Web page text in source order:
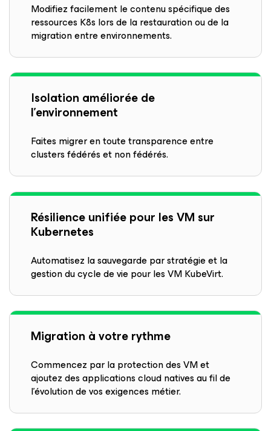
Modifiez facilement le contenu spécifique des
ressources K8s lors de la restauration ou de la
migration entre environnements.
Isolation améliorée de
l’environnement
Faites migrer en toute transparence entre
clusters fédérés et non fédérés.
Résilience unifiée pour les VM sur
Kubernetes
Automatisez la sauvegarde par stratégie et la
gestion du cycle de vie pour les VM KubeVirt.
Migration à votre rythme
Commencez par la protection des VM et
ajoutez des applications cloud natives au fil de
l’évolution de vos exigences métier.